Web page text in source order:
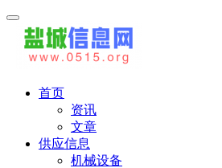
首页
资讯
文章
供应信息
机械设备